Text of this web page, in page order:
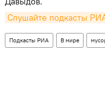
Слушайте подкасты
Подкасты РИА В мире